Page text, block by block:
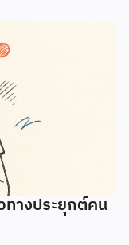
ทางประยุกต์คน